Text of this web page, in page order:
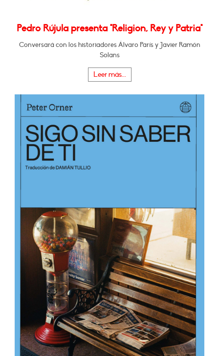
Pedro Rújula presenta "Religion, Rey y Patria"
Conversará con los historiadores Álvaro París y Javier Ramón
Solans
Leer más...